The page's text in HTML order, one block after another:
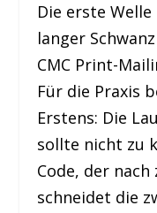
Die erste
langer
CMC Print-
Für die Praxis
Erstens: Die
sollte nicht zu
Code, der
schneidet die